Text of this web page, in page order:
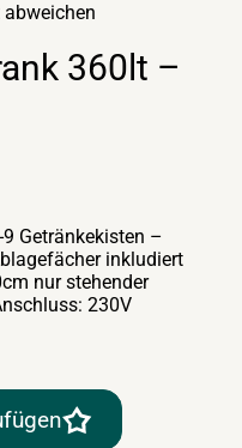
abweichen
360lt –
Getränkekisten –
inkludiert
nur stehender
230V